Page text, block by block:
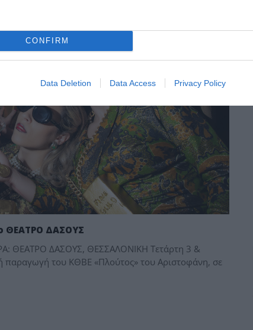
CONFIRM
Data Deletion Data Access Privacy Policy
ΘΕΑΤΡΟ ΔΑΣΟΥΣ
ΘΕΑΤΡΟ ΔΑΣΟΥΣ, ΘΕΣΣΑΛΟΝΙΚΗ Τετάρτη 3 &
παραγωγή του ΚΘΒΕ «Πλούτος» του Αριστοφάνη, σε